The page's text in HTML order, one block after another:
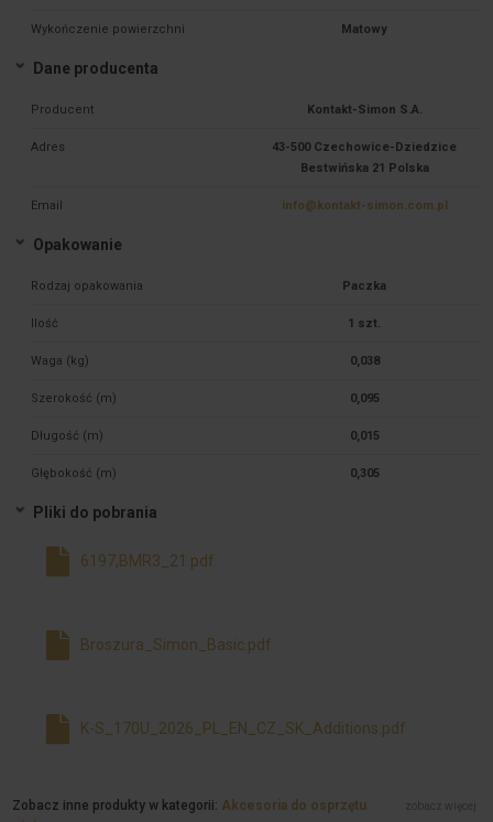
Wykończenie powierzchni Matowy
Dane producenta
Producent Kontakt-Simon S.A.
Adres
43-500 Czechowice-Dziedzice
Bestwińska 21 Polska
Email info@kontakt-simon.com.pl
Opakowanie
Rodzaj opakowania Paczka
Ilość 1 szt.
Waga (kg) 0,038
Szerokość (m) 0,095
Długość (m) 0,015
Głębokość (m) 0,305
Pliki do pobrania
6197,BMR3_21.pdf
Broszura_Simon_Basic.pdf
K-S_170U_2026_PL_EN_CZ_SK_Additions.pdf
Zobacz inne produkty w kategorii: Akcesoria do osprzętu
zobacz więcej